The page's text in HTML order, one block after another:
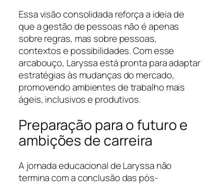
Essa visão consolidada reforça a ideia de
que a gestão de pessoas não é apenas
sobre regras, mas sobre pessoas,
contextos e possibilidades. Com esse
arcabouço, Laryssa está pronta para adaptar
estratégias às mudanças do mercado,
promovendo ambientes de trabalho mais
ágeis, inclusivos e produtivos.
Preparação para o futuro e
ambições de carreira
A jornada educacional de Laryssa não
termina com a conclusão das pós-